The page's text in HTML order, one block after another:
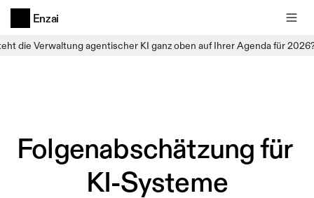
die Verwaltung agentischer KI ganz oben auf Ihrer Agenda für
Enzai
Folgenabschätzung für
KI-Systeme